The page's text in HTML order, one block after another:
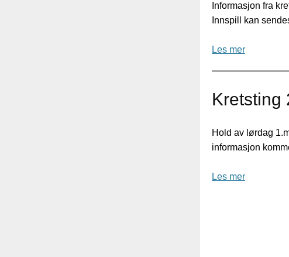
Informasjon fra
Innspill kan
Les mer
Kretsting
Hold av lørdag
informasjon
Les mer